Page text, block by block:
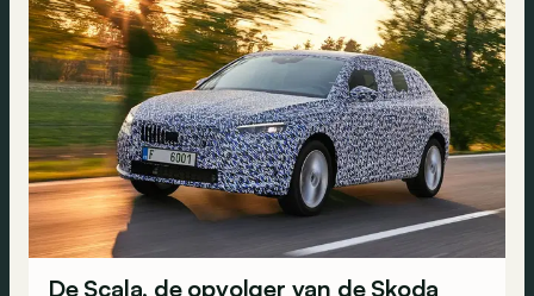
De Scala, de opvolger van de Skoda